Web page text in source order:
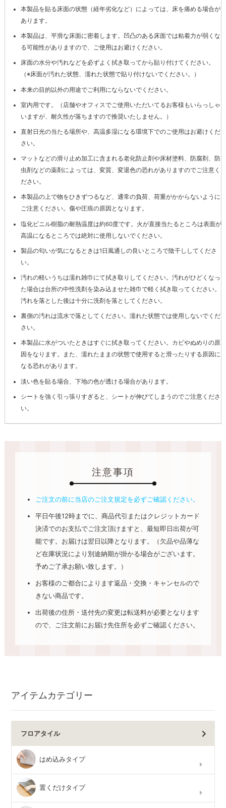
本製品を貼る床面の状態（経年劣化など）によっては、床を痛める場合が
あります。
本製品は、平滑な床面に密着します。凹凸のある床面では粘着力が弱くな
る可能性がありますので、ご使用はお避けください。
床面の水分や汚れなどを必ずよく拭き取ってから貼り付けてください。
（※床面が汚れた状態、濡れた状態で貼り付けないでください。）
本来の目的以外の用途でご利用にならないでください。
室内用です。（店舗やオフィスでご使用いただいてるお客様もいらっしゃ
いますが、耐久性が落ちますので推奨いたしません。）
直射日光の当たる場所や、高温多湿になる環境下でのご使用はお避けくだ
さい。
マットなどの滑り止め加工に含まれる老化防止剤や床材塗料、防腐剤、防
虫剤などの薬剤によっては、変質、変退色の恐れがありますのでご注意く
ださい。
本製品の上で物をひきずつるなど、通常の負荷、荷重がかからないように
ご注意ください。傷や圧痕の原因となります。
塩化ビニル樹脂の耐熱温度は約60度です。火が直接当たるところは表面が
高温になるところでは絶対に使用しないでください。
製品の匂いが気になるときは1日風通しの良いところで陰干ししてくださ
い。
汚れの軽いうちは濡れ雑巾にて拭き取りしてください。汚れがひどくなっ
た場合は台所の中性洗剤を染み込ませた雑巾で軽く拭き取ってください。
汚れを落とした後は十分に洗剤を落としてください。
裏側の汚れは流水で落としてください。濡れた状態では使用しないでくだ
さい。
本製品に水がついたときはすぐに拭き取ってください。カビやぬめりの原
因をなります。また、濡れたままの状態で使用すると滑ったりする原因に
なる恐れがあります。
淡い色を貼る場合、下地の色が透ける場合があります。
シートを強く引っ張りすぎると、シートが伸びてしまうのでご注意くださ
い。
注意事項
ご注文の前に当店のご注文規定を必ずご確認ください。
平日午後12時までに、商品代引またはクレジットカード
決済でのお支払でご注文頂けますと、最短即日出荷が可
能です。お届けは翌日以降となります。（欠品や品薄な
ど在庫状況により別途納期が掛かる場合がございます。
予めご了承お願い致します。）
お客様のご都合によります返品・交換・キャンセルので
きない商品です。
出荷後の住所・送付先の変更は転送料が必要となります
ので、ご注文前にお届け先住所を必ずご確認ください。
アイテムカテゴリー
フロアタイル
はめ込みタイプ
置くだけタイプ